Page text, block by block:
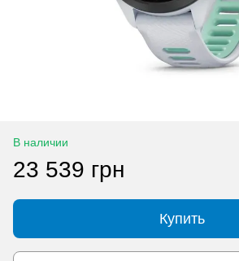
В наличии
23 539 грн
Купить